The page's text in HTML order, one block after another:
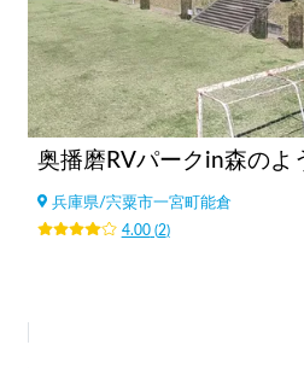
兵庫県/宍粟市一宮町能倉
4.00(2)